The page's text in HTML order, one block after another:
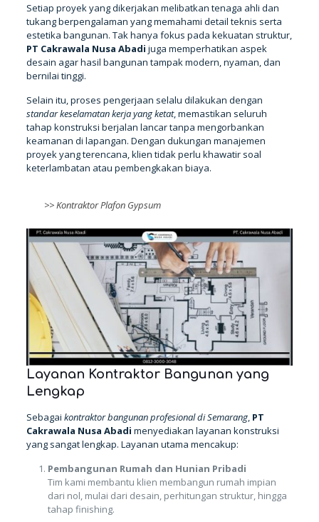
Setiap proyek yang dikerjakan melibatkan tenaga ahli dan
tukang berpengalaman yang memahami detail teknis serta
estetika bangunan. Tak hanya fokus pada kekuatan struktur,
PT Cakrawala Nusa Abadi juga memperhatikan aspek
desain agar hasil bangunan tampak modern, nyaman, dan
bernilai tinggi.
Selain itu, proses pengerjaan selalu dilakukan dengan
standar keselamatan kerja yang ketat, memastikan seluruh
tahap konstruksi berjalan lancar tanpa mengorbankan
keamanan di lapangan. Dengan dukungan manajemen
proyek yang terencana, klien tidak perlu khawatir soal
keterlambatan atau pembengkakan biaya.
>>Kontraktor Plafon Gypsum
Layanan Kontraktor Bangunan yang
Lengkap
Sebagai kontraktor bangunan profesional di Semarang, PT
Cakrawala Nusa Abadi menyediakan layanan konstruksi
yang sangat lengkap. Layanan utama mencakup:
Pembangunan Rumah dan Hunian Pribadi
Tim kami membantu klien membangun rumah impian
dari nol, mulai dari desain, perhitungan struktur, hingga
tahap finishing.